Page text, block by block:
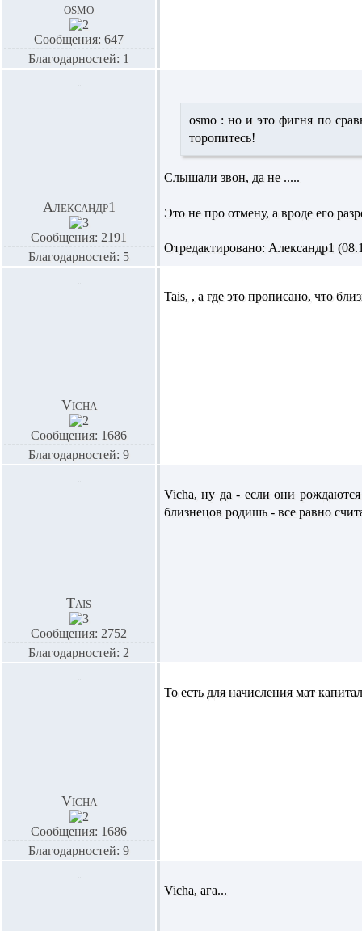
osmo
Сообщения: 647
Благодарностей: 1
Александр1
Сообщения: 2191
Благодарностей: 5
osmo : но и это фигня по
торопитесь!
Слышали звон, да не .....
Это не про отмену, а вроде его
Отредактировано: Александр1
Vicha
Сообщения: 1686
Благодарностей: 9
Tais, , а где это прописано, что
Tais
Сообщения: 2752
Благодарностей: 2
Vicha,ну да - если они
близнецов родишь - все равно
Vicha
Сообщения: 1686
Благодарностей: 9
То есть для начисления мат
Vicha, ага...